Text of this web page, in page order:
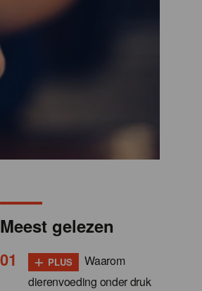
Meest gelezen
+ PLUS
Waarom
dierenvoeding onder druk